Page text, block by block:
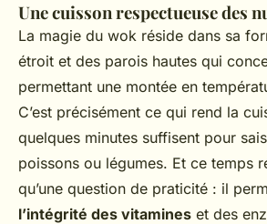
Une cuisson respectueuse des
La magie du wok réside dans sa
étroit et des parois hautes qui
permettant une montée en
C’est précisément ce qui rend la
quelques minutes suffisent pour
poissons ou légumes. Et ce temps
qu’une question de praticité : il
l’intégrité des vitamines et des